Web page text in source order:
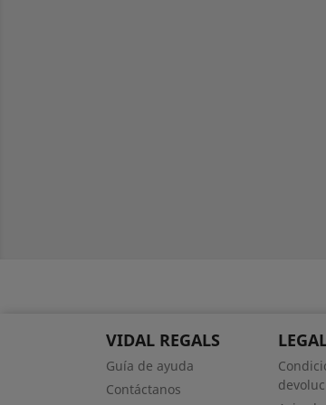
VIDAL REGALS
Guía de ayuda
Contáctanos